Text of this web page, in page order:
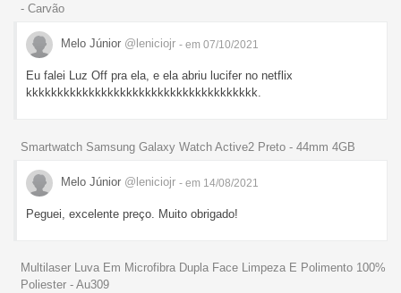
- Carvão
Melo Júnior @leniciojr - em 07/10/2021
Eu falei Luz Off pra ela, e ela abriu lucifer no netflix
kkkkkkkkkkkkkkkkkkkkkkkkkkkkkkkkkkkkk.
Smartwatch Samsung Galaxy Watch Active2 Preto - 44mm 4GB
Melo Júnior @leniciojr - em 14/08/2021
Peguei, excelente preço. Muito obrigado!
Multilaser Luva Em Microfibra Dupla Face Limpeza E Polimento 100%
Poliester - Au309